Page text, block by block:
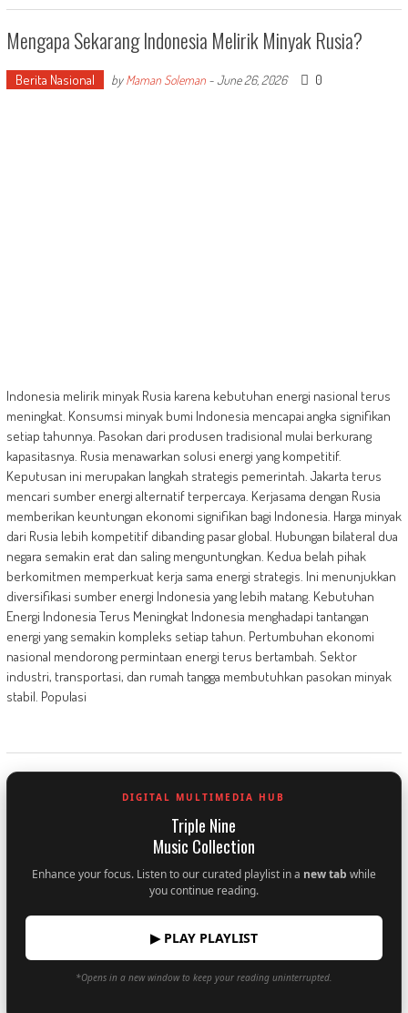
Mengapa Sekarang Indonesia Melirik Minyak Rusia?
Berita Nasional byMaman Soleman-June 26, 2026 0
Indonesia melirik minyak Rusia karena kebutuhan energi nasional terus
meningkat. Konsumsi minyak bumi Indonesia mencapai angka signifikan
setiap tahunnya. Pasokan dari produsen tradisional mulai berkurang
kapasitasnya. Rusia menawarkan solusi energi yang kompetitif.
Keputusan ini merupakan langkah strategis pemerintah. Jakarta terus
mencari sumber energi alternatif terpercaya. Kerjasama dengan Rusia
memberikan keuntungan ekonomi signifikan bagi Indonesia. Harga minyak
dari Rusia lebih kompetitif dibanding pasar global. Hubungan bilateral dua
negara semakin erat dan saling menguntungkan. Kedua belah pihak
berkomitmen memperkuat kerja sama energi strategis. Ini menunjukkan
diversifikasi sumber energi Indonesia yang lebih matang. Kebutuhan
Energi Indonesia Terus Meningkat Indonesia menghadapi tantangan
energi yang semakin kompleks setiap tahun. Pertumbuhan ekonomi
nasional mendorong permintaan energi terus bertambah. Sektor
industri, transportasi, dan rumah tangga membutuhkan pasokan minyak
stabil. Populasi
DIGITAL MULTIMEDIA HUB
Triple Nine
Music Collection
Enhance your focus. Listen to our curated playlist in a new tab while
you continue reading.
▶ PLAY PLAYLIST
*Opens in a new window to keep your reading uninterrupted.